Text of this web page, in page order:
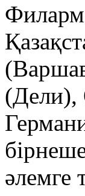
(Дели),
әлемге